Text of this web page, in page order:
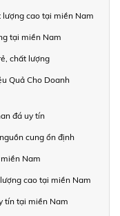
cao tại miền Nam
tại miền Nam
chất lượng
Quả Cho Doanh
đá uy tín
cung ổn định
Nam
cao tại miền Nam
tín tại miền Nam